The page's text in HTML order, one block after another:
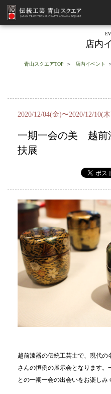
店内
青山スクエアTOP 店内イベント
2020/12/04(金)〜2020/12/10(
一期一会の美 越前
扶展
越前漆器の伝統工芸士で、現代の
さんの恒例の展示会となります
との一期一会の出会いをお楽しみ